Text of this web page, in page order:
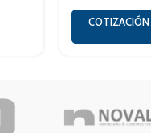
COTIZACIÓN